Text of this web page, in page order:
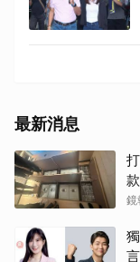
最新消息
鏡